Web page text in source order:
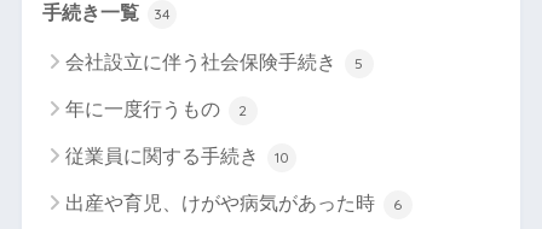
手続き一覧 34
会社設立に伴う社会保険手続き 5
年に一度行うもの 2
従業員に関する手続き 10
出産や育児、けがや病気があった時 6